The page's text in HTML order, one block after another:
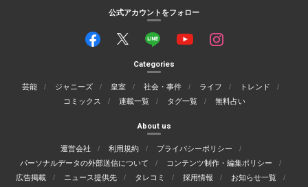
公式アカウントをフォロー
Categories
芸能 ジャニーズ 皇室 社会・事件 ライフ
トレンド
コミックス
連載一覧 タグ一覧 無料占い
About us
運営会社 利用規約
プライバシーポリシー
パーソナルデータの外部送信について
コンテンツ制作・編集ポリシー
広告掲載
ニュース提供先 タレコミ 採用情報
お知らせ一覧